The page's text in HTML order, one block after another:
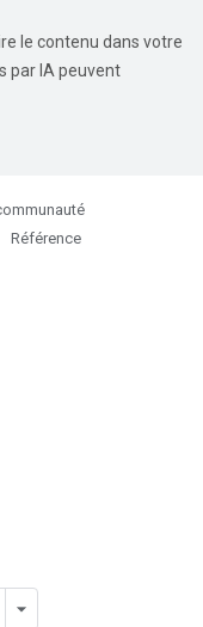
le contenu dans votre
par IA peuvent
Référence